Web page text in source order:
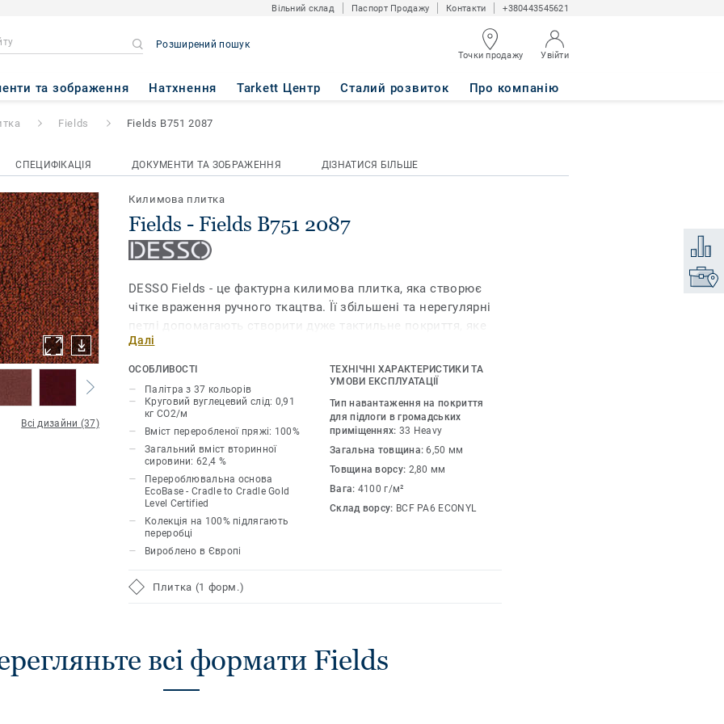
Вільний склад Паспорт Продажу Контакти +380443545621
Розширений пошук
Точки продажу Увійти
та зображення Натхнення Tarkett Центр Сталий розвиток Про компанію
2087
Fields Fields B751 2087
СПЕЦИФІКАЦІЯ ДОКУМЕНТИ ТА ЗОБРАЖЕННЯ ДІЗНАТИСЯ БІЛЬШЕ
Всі дизайни (37)
Килимова плитка
Fields - Fields B751 2087
DESSO Fields - це фактурна килимова плитка, яка створює
чітке враження ручного ткацтва. Її збільшені та нерегулярні
петлі допомагають створити дуже тактильне покриття, яке
зробить атмосферу теплою і гостинною. Сучасна палітра з
37 різних відтінків, які можна комбінувати для отримання
унікальних результатів, дозволяє дизайнерам змішувати
різноманітні нейтральні тони або поєднувати яскраві
кольори з більш насиченими відтінками для отримання
багатого естетичного вигляду.
У поєднанні з DESSO Fuse взаємодоповнюючі відтінки та
текстури органічно переходять один в одного, створюючи
красиві простори.
Далі
ОСОБЛИВОСТІ
Палітра з 37 кольорів
Круговий вуглецевий слід: 0,91
кг CO2/м
Вміст переробленої пряжі: 100%
Загальний вміст вторинної
сировини: 62,4 %
Перероблювальна основа
EcoBase - Cradle to Cradle Gold
Level Certified
Колекція на 100% підлягають
переробці
Вироблено в Європі
ТЕХНІЧНІ ХАРАКТЕРИСТИКИ ТА
УМОВИ ЕКСПЛУАТАЦІЇ
Тип навантаження на покриття
для підлоги в громадських
приміщеннях: 33 Heavy
Загальна товщина:6,50 мм
Товщина ворсу: 2,80 мм
Вага: 4100 г/м²
Склад ворсу: BCF PA6 ECONYL
Плитка (1 форм.)
всі формати Fields